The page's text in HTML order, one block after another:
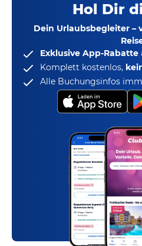
Hol Dir
Dein Urlaubsbegleiter –
Exklusive App-Rabatte
Komplett kostenlos,
Alle Buchungsinfos